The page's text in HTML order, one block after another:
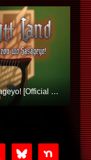
Nytt Land - Shinzou wo Sasageyo! [Official Visualizer]
bluesky nextdoor